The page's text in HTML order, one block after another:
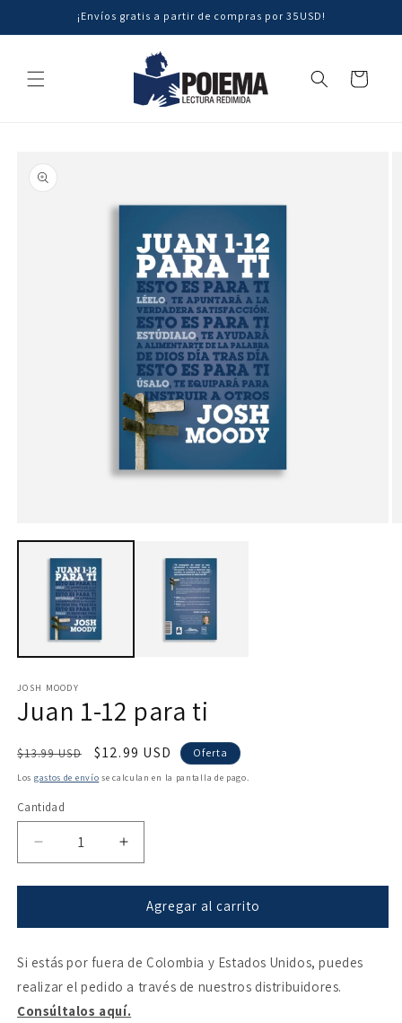
directamente
al contenido
¡Envíos gratis a partir de compras por 35USD!
Carrito
a la
información
elemento
multimedia
ventana
JOSH MOODY
Juan 1-12 para ti
Precio
habitual
$13.99 USD
Precio
de
$12.99 USD Oferta
Los gastos de envío se calculan en la pantalla de pago.
Cantidad
Reducir
cantidad
para
1-
para
ti
Aumentar
cantidad
para
Juan
1-
para
ti
Agregar al carrito
Si estás por fuera de Colombia y Estados Unidos, puedes
realizar el pedido a través de nuestros distribuidores.
Consúltalos aquí.